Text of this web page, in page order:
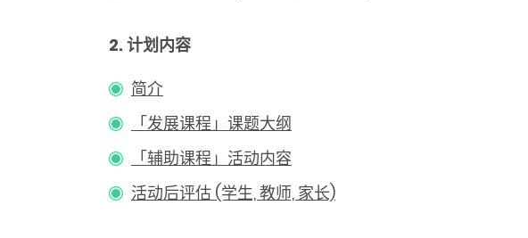
2. 计划内容
简介
「发展课程」课题大纲
「辅助课程」活动内容
活动后评估 (学生, 教师, 家长)